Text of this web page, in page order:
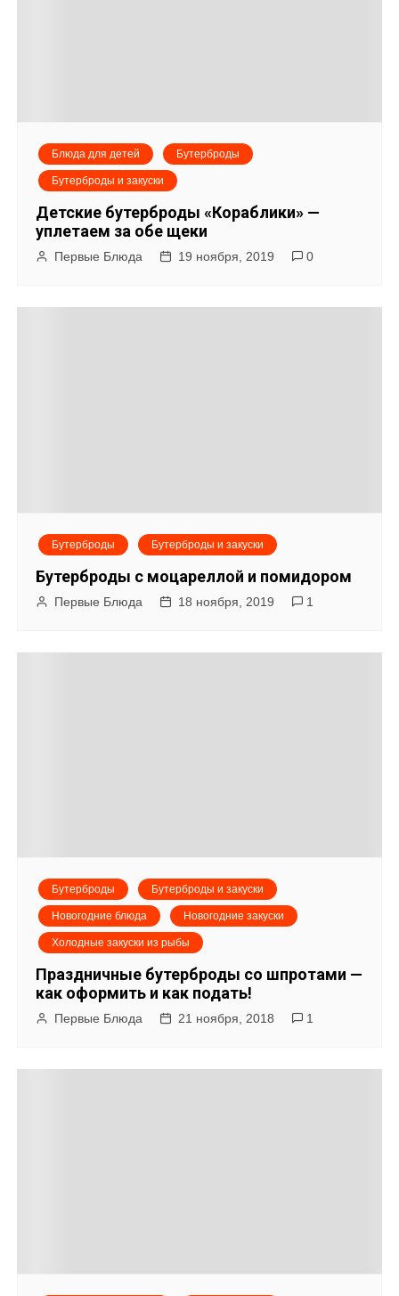
Блюда для детей Бутерброды
Бутерброды и закуски
Детские бутерброды «Кораблики» —
уплетаем за обе щеки
Первые Блюда 19 ноября, 2019 0
Бутерброды Бутерброды и закуски
Бутерброды с моцареллой и помидором
Первые Блюда 18 ноября, 2019 1
Бутерброды Бутерброды и закуски
Новогодние блюда Новогодние закуски
Холодные закуски из рыбы
Праздничные бутерброды со шпротами —
как оформить и как подать!
Первые Блюда 21 ноября, 2018 1